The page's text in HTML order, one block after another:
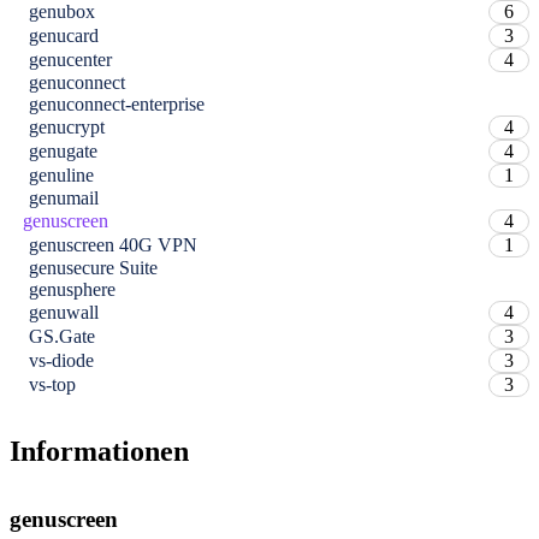
genubox
6
genucard
3
genucenter
4
genuconnect
genuconnect-enterprise
genucrypt
4
genugate
4
genuline
1
genumail
genuscreen
4
genuscreen 40G VPN
1
genusecure Suite
genusphere
genuwall
4
GS.Gate
3
vs-diode
3
vs-top
3
Informationen
genuscreen